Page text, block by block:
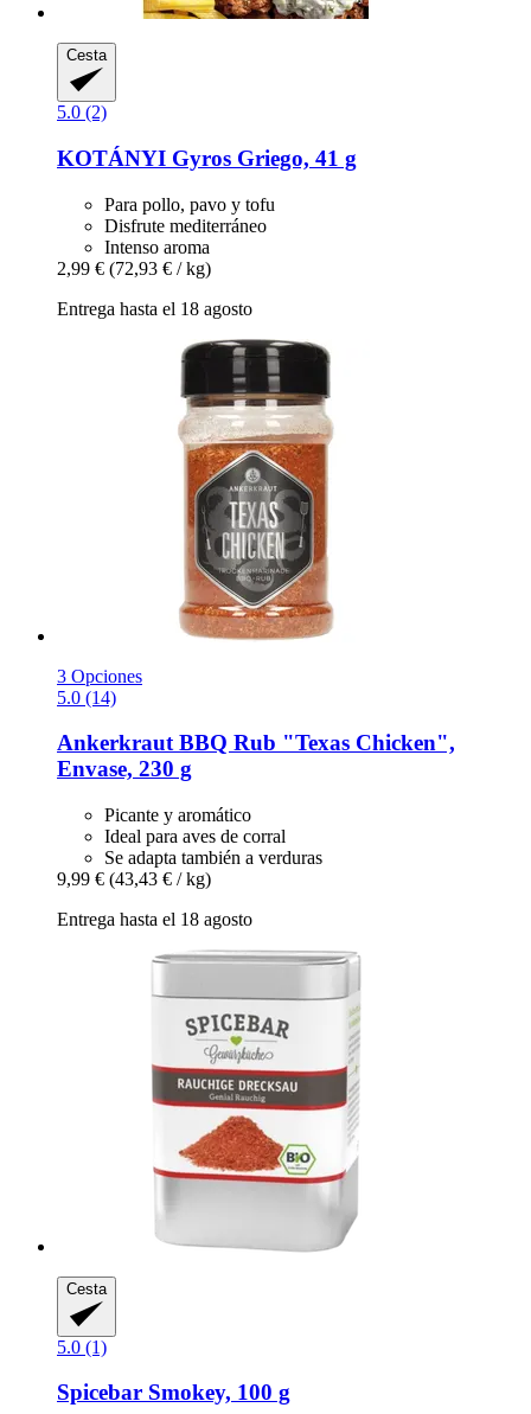
Cesta
5.0 (2)
KOTÁNYI Gyros Griego, 41 g
Para pollo, pavo y tofu
Disfrute mediterráneo
Intenso aroma
2,99 € (72,93 € / kg)
Entrega hasta el 18 agosto
3 Opciones
5.0 (14)
AnkerkrautBBQ Rub "Texas Chicken",
Envase, 230 g
Picante y aromático
Ideal para aves de corral
Se adapta también a verduras
9,99 € (43,43 € / kg)
Entrega hasta el 18 agosto
Cesta
5.0 (1)
Spicebar Smokey, 100 g